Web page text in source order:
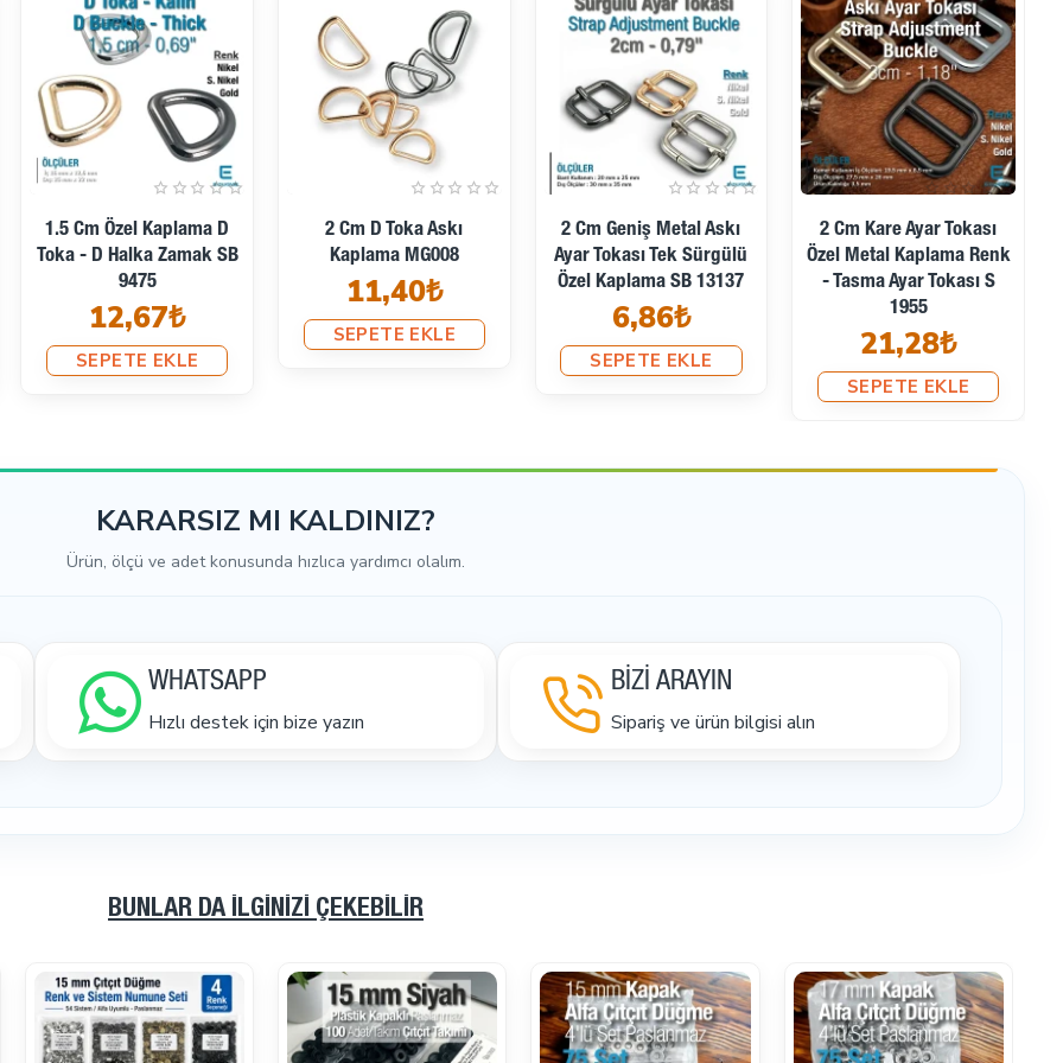
fonksiyonel kullanım avantajları ile tekstil ve aksesuar üretiminde en çok tercih edilen tamamlayıcı parçalardan biridir.
hem kullanım konforunu hem de görsel kalitesini artırır.
2 Cm Kare Toka -
Çerçeve Toka Özel Metal
Kaplama - Kalın Model
SB 1207
4,96₺
2 Cm Kare Toka -
Çerçeve Toka Özel Metal
Kaplama S 9775
4,28₺
2 Cm Özel Kaplama D
Toka - D Halka Demir SB
7157
4,32₺
SEPETE EKLE
2 Cm Özel Kaplama D
Toka D Halka Demir SB
1159
4,61₺
SEPETE EKLE
KARARSIZ MI KALDINIZ?
Ürün, ölçü ve adet konusunda hızlıca yardımcı olalım.
WHATSAPP
Hızlı destek için bize yazın
BİZİ ARAYIN
Sipariş ve ürün bilgisi alın
BUNLAR DA İLGINIZI ÇEKEBILIR